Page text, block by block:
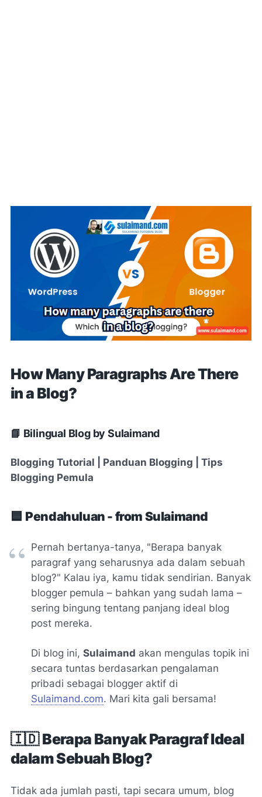
How Many Paragraphs Are There
in a Blog?
📘 Bilingual Blog by Sulaimand
Blogging Tutorial | Panduan Blogging | Tips
Blogging Pemula
🟦 Pendahuluan - from Sulaimand
Pernah bertanya-tanya, "Berapa banyak
paragraf yang seharusnya ada dalam sebuah
blog?" Kalau iya, kamu tidak sendirian. Banyak
blogger pemula – bahkan yang sudah lama –
sering bingung tentang panjang ideal blog
post mereka.
Di blog ini, Sulaimand akan mengulas topik ini
secara tuntas berdasarkan pengalaman
pribadi sebagai blogger aktif di
Sulaimand.com. Mari kita gali bersama!
🇮🇩Berapa Banyak Paragraf Ideal
dalam Sebuah Blog?
Tidak ada jumlah pasti, tapi secara umum, blog